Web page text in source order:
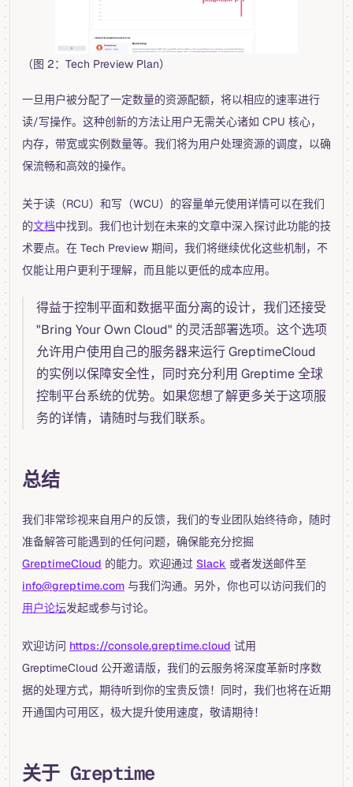
（图 2：Tech Preview Plan）
一旦用户被分配了一定数量的资源配额，将以相应的速率进行
读/写操作。这种创新的方法让用户无需关心诸如 CPU 核心，
内存，带宽或实例数量等。我们将为用户处理资源的调度，以确
保流畅和高效的操作。
关于读（RCU）和写（WCU）的容量单元使用详情可以在我们
的文档中找到。我们也计划在未来的文章中深入探讨此功能的技
术要点。在 Tech Preview 期间，我们将继续优化这些机制，不
仅能让用户更利于理解，而且能以更低的成本应用。
得益于控制平面和数据平面分离的设计，我们还接受
"Bring Your Own Cloud" 的灵活部署选项。这个选项
允许用户使用自己的服务器来运行 GreptimeCloud
的实例以保障安全性，同时充分利用 Greptime 全球
控制平台系统的优势。如果您想了解更多关于这项服
务的详情，请随时与我们联系。
总结
我们非常珍视来自用户的反馈，我们的专业团队始终待命，随时
准备解答可能遇到的任何问题，确保能充分挖掘
GreptimeCloud 的能力。欢迎通过 Slack 或者发送邮件至
info@greptime.com 与我们沟通。另外，你也可以访问我们的
用户论坛发起或参与讨论。
欢迎访问 https://console.greptime.cloud 试用
GreptimeCloud 公开邀请版，我们的云服务将深度革新时序数
据的处理方式，期待听到你的宝贵反馈！同时，我们也将在近期
开通国内可用区，极大提升使用速度，敬请期待！
关于 Greptime